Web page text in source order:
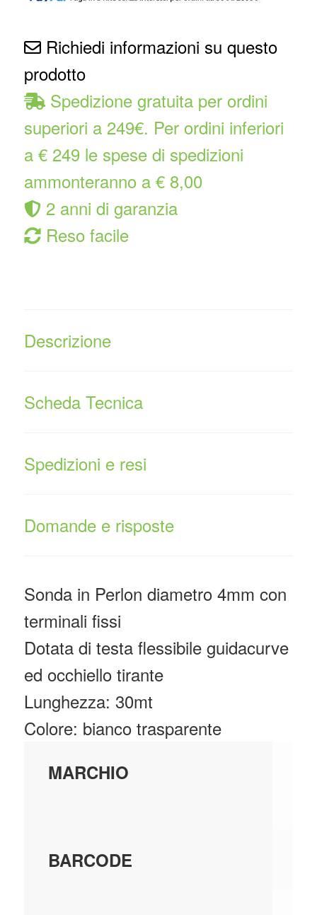
Richiedi informazioni su questo
prodotto
Spedizione gratuita per ordini
superiori a 249€. Per ordini inferiori
a € 249 le spese di spedizioni
ammonteranno a € 8,00
2 anni di garanzia
Reso facile
Descrizione
Scheda Tecnica
Spedizioni e resi
Domande e risposte
Sonda in Perlon diametro 4mm con
terminali fissi
Dotata di testa flessibile guidacurve
ed occhiello tirante
Lunghezza: 30mt
Colore: bianco trasparente
MARCHIO
BARCODE